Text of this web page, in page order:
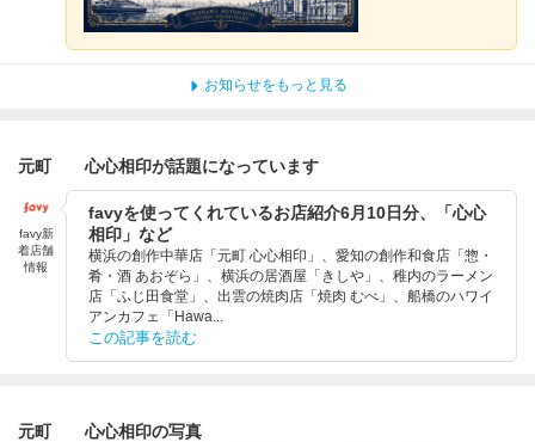
お知らせをもっと見る
元町 心心相印が話題になっています
favy新
着店舗
情報
favyを使ってくれているお店紹介6月10日分、「心心
相印」など
横浜の創作中華店「元町 心心相印」、愛知の創作和食店「惣・
肴・酒 あおぞら」、横浜の居酒屋「きしや」、稚内のラーメン
店「ふじ田食堂」、出雲の焼肉店「焼肉 むべ」、船橋のハワイ
アンカフェ「Hawa...
この記事を読む
元町 心心相印の写真